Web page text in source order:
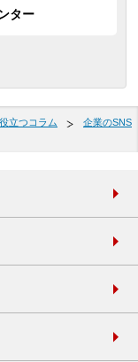
ター
立つコラム
企業のSNS